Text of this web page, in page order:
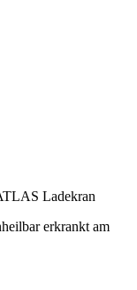
Ladekran
erkrankt am